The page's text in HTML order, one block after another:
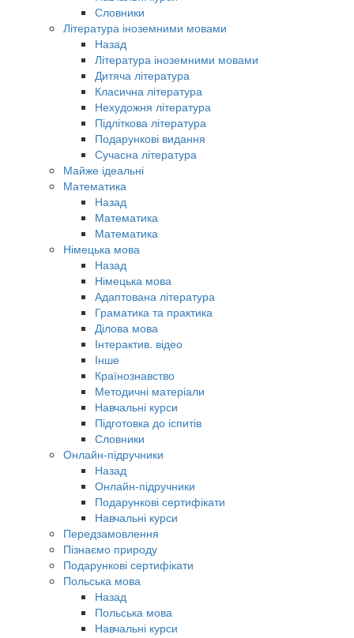
Словники
Література іноземними мовами
Назад
Література іноземними мовами
Дитяча література
Класична література
Нехудожня література
Підліткова література
Подарункові видання
Сучасна література
Майже ідеальні
Математика
Назад
Математика
Математика
Німецька мова
Назад
Німецька мова
Адаптована література
Граматика та практика
Ділова мова
Інтерактив. відео
Інше
Країнознавство
Методичні матеріали
Навчальні курси
Підготовка до іспитів
Словники
Онлайн-підручники
Назад
Онлайн-підручники
Подарункові сертифікати
Навчальні курси
Передзамовлення
Пізнаємо природу
Подарункові сертифікати
Польська мова
Назад
Польська мова
Навчальні курси